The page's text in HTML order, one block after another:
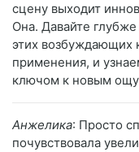
сцену выходит
Она. Давайте
этих возбуждающих
применения, и
ключом к новым
Анжелика: Просто
почувствовала